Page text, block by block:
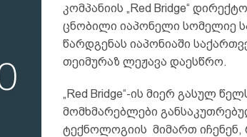
კომპანიის „Red Bridge“
ცნობილი იაპონელი სომელიე
წარდგენას იაპონიაში
თეიმურაზ ლეჟავა დაესწრო.
„Red Bridge“-ის მიერ გასულ
მომხმარებლები
ტექნოლოგიის მიმართ